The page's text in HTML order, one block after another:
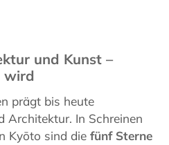
und Kunst –
wird
prägt bis heute
Architektur. In Schreinen
Kyōto sind die fünf Sterne